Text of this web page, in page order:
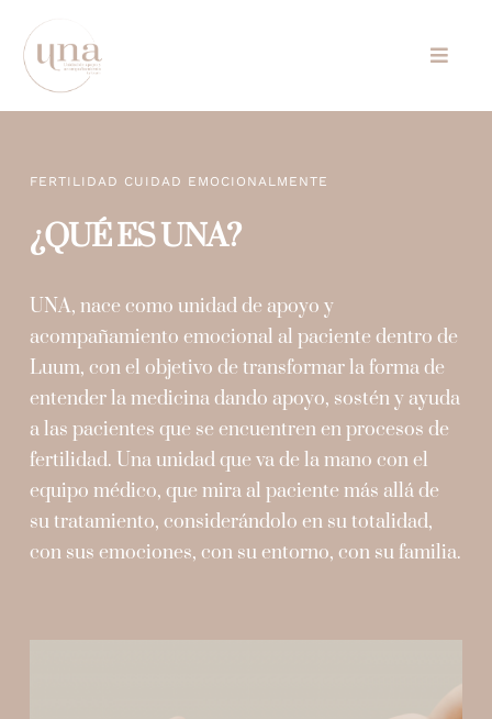
content
Toggle
UNA
Tarifas
Conócenos
Regala
Contacto
FERTILIDAD CUIDAD EMOCIONALMENTE
¿QUÉ ES UNA?
UNA, nace como unidad de apoyo y
acompañamiento emocional al paciente dentro de
Luum, con el objetivo de transformar la forma de
entender la medicina dando apoyo, sostén y ayuda
a las pacientes que se encuentren en procesos de
fertilidad. Una unidad que va de la mano con el
equipo médico, que mira al paciente más allá de
su tratamiento, considerándolo en su totalidad,
con sus emociones, con su entorno, con su familia.